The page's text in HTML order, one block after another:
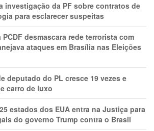
investigação da PF sobre contratos de
para esclarecer suspeitas
PCDF desmascara rede terrorista com
ataques em Brasília nas Eleições
deputado do PL cresce 19 vezes e
carro de luxo
estados dos EUA entra na Justiça para
do governo Trump contra o Brasil